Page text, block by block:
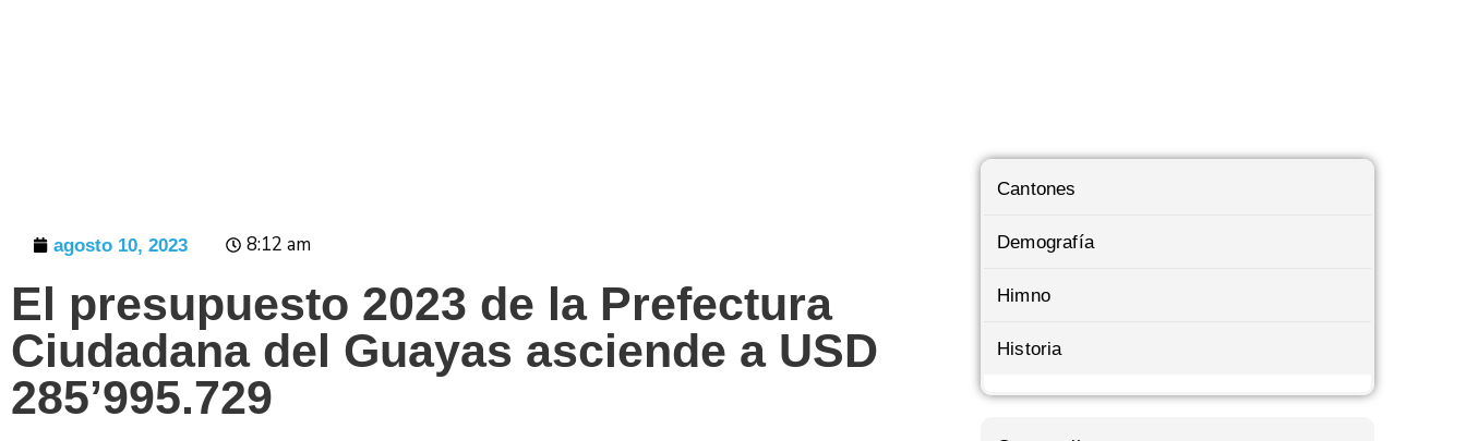
agosto 10, 2023 8:12 am
El presupuesto 2023 de la Prefectura
Ciudadana del Guayas asciende a USD
285’995.729
Cantones
Demografía
Himno
Historia